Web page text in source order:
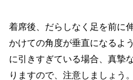
着席後、だらしなく足を前に
かけての角度が垂直になるよ
に引きすぎている場合、真摯
りますので、注意しましょう。